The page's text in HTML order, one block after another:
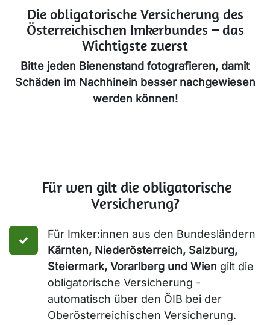
Die obligatorische Versicherung des
Österreichischen Imkerbundes – das
Wichtigste zuerst
Bitte jeden Bienenstand fotografieren, damit
Schäden im Nachhinein besser nachgewiesen
werden können!
Für wen gilt die obligatorische
Versicherung?
Für Imker:innen aus den Bundesländern
Kärnten, Niederösterreich, Salzburg,
Steiermark, Vorarlberg und Wien gilt die
obligatorische Versicherung -
automatisch über den ÖIB bei der
Oberösterreichischen Versicherung.